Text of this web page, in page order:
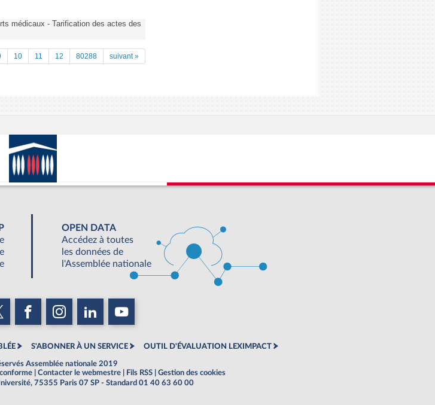
médicaux - Tarification des actes des
10 11 12 80288 suivant »
OPEN DATA
Accédez à toutes
les données de
l'Assemblée nationale
S'ABONNER À UN SERVICE OUTIL D'ÉVALUATION LEXIMPACT
Assemblée nationale 2019
Contacter le webmestre Fils RSS
Gestion des cookies
75355 Paris 07 SP - Standard 01 40 63 60 00